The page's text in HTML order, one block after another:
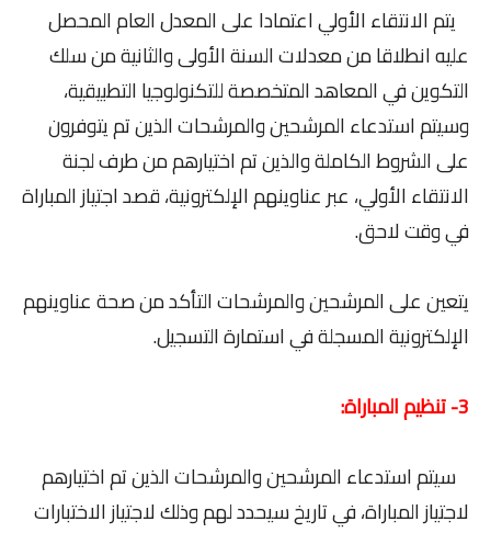
يتم الانتقاء الأولي اعتمادا على المعدل العام المحصل
عليه انطلاقا من معدلات السنة الأولى والثانية من سلك
التكوين في المعاهد المتخصصة للتكنولوجيا التطبيقية،
وسيتم استدعاء المرشحين والمرشحات الذين تم يتوفرون
على الشروط الكاملة والذين تم اختيارهم من طرف لجنة
الانتقاء الأولي، عبر عناوينهم الإلكترونية، قصد اجتياز المباراة
في وقت لاحق.
يتعين على المرشحين والمرشحات التأكد من صحة عناوينهم
الإلكترونية المسجلة في استمارة التسجيل.
3- تنظيم المباراة:
سيتم استدعاء المرشحين والمرشحات الذين تم اختيارهم
لاجتياز المباراة، في تاريخ سيحدد لهم وذلك لاجتياز الاختبارات